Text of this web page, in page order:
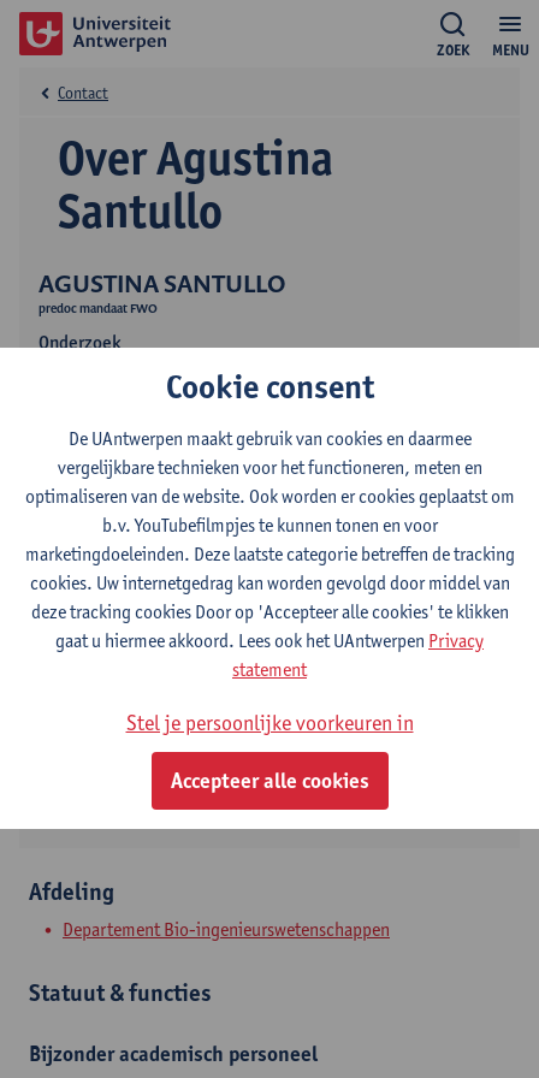
MENU
ZOEK
AGUSTINA SANTULLO
predoc mandaat FWO
Onderzoek
Over Agustina
Santullo
Contact
Contact
Campus Groenenborger
Groenenborgerlaan 171
2020 Antwerpen, BEL
Afdeling
Departement Bio-ingenieurswetenschappen
Statuut & functies
Bijzonder academisch personeel
Cookie consent
De UAntwerpen maakt gebruik van cookies en daarmee
vergelijkbare technieken voor het functioneren, meten en
optimaliseren van de website. Ook worden er cookies geplaatst om
b.v. YouTubefilmpjes te kunnen tonen en voor
marketingdoeleinden. Deze laatste categorie betreffen de tracking
cookies. Uw internetgedrag kan worden gevolgd door middel van
deze tracking cookies Door op 'Accepteer alle cookies' te klikken
gaat u hiermee akkoord. Lees ook het UAntwerpen Privacy
statement
Stel je persoonlijke voorkeuren in
Accepteer alle cookies